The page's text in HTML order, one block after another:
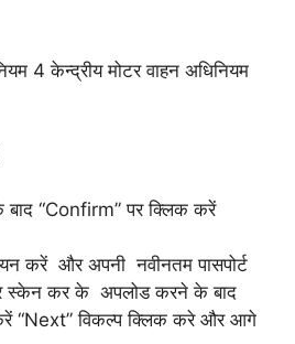
4 केन्‍द्रीय मोटर वाहन अधिनियम
“Confirm” पर क्लिक करें
करें और अपनी नवीनतम पासपोर्ट
स्‍केन कर के अपलोड करने के बाद
“Next” विकल्‍प क्लिक करे और आगे